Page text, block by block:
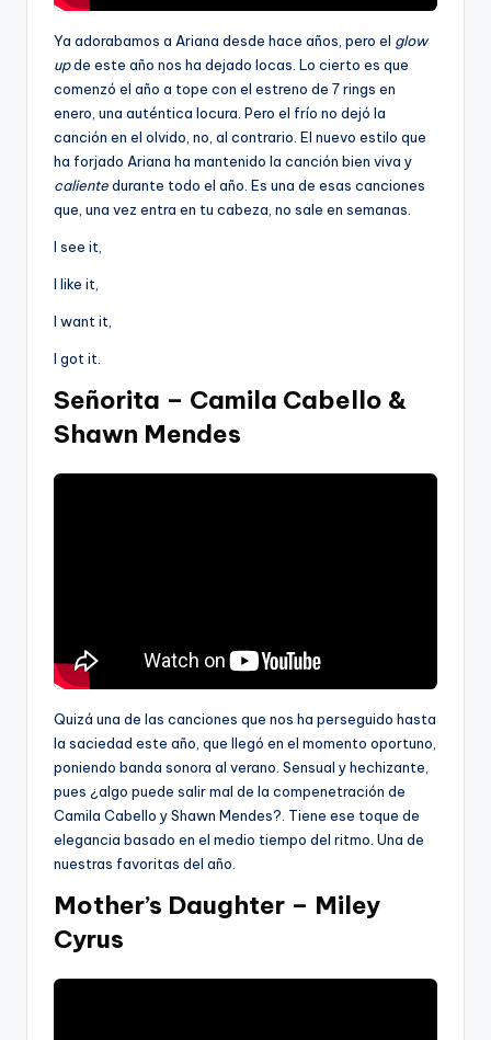
Ya adorabamos a Ariana desde hace años, pero el glow
upde este año nos ha dejado locas. Lo cierto es que
comenzó el año a tope con el estreno de 7 rings en
enero, una auténtica locura. Pero el frío no dejó la
canción en el olvido, no, al contrario. El nuevo estilo que
ha forjado Ariana ha mantenido la canción bien viva y
calientedurante todo el año. Es una de esas canciones
que, una vez entra en tu cabeza, no sale en semanas.
I see it,
I like it,
I want it,
I got it.
Señorita – Camila Cabello &
Shawn Mendes
Quizá una de las canciones que nos ha perseguido hasta
la saciedad este año, que llegó en el momento oportuno,
poniendo banda sonora al verano. Sensual y hechizante,
pues ¿algo puede salir mal de la compenetración de
Camila Cabello y Shawn Mendes?. Tiene ese toque de
elegancia basado en el medio tiempo del ritmo. Una de
nuestras favoritas del año.
Mother’s Daughter – Miley
Cyrus